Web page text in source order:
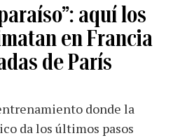
aquí los
en Francia
de París
donde la
da los últimos pasos